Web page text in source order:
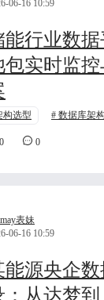
06-16 10:59
能行业数
包实时监
构选型 数据库架
0 0
表妹
06-16 10:59
能源央企
：从达梦